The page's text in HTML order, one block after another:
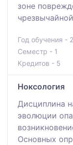
зoнe
Год обучения - 2
Семестр - 1
Кредитов - 5
Ноксология
Дисциплина
эволюции
Основных